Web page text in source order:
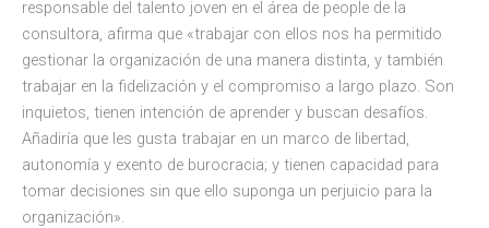
responsable del talento joven en el área de people de la
consultora, afirma que «trabajar con ellos nos ha permitido
gestionar la organización de una manera distinta, y también
trabajar en la fidelización y el compromiso a largo plazo. Son
inquietos, tienen intención de aprender y buscan desafíos.
Añadiría que les gusta trabajar en un marco de libertad,
autonomía y exento de burocracia; y tienen capacidad para
tomar decisiones sin que ello suponga un perjuicio para la
organización».